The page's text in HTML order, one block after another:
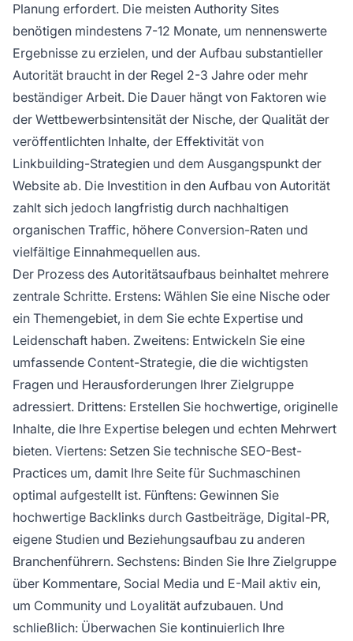
Planung erfordert. Die meisten Authority Sites
benötigen mindestens 7-12 Monate, um nennenswerte
Ergebnisse zu erzielen, und der Aufbau substantieller
Autorität braucht in der Regel 2-3 Jahre oder mehr
beständiger Arbeit. Die Dauer hängt von Faktoren wie
der Wettbewerbsintensität der Nische, der Qualität der
veröffentlichten Inhalte, der Effektivität von
Linkbuilding-Strategien und dem Ausgangspunkt der
Website ab. Die Investition in den Aufbau von Autorität
zahlt sich jedoch langfristig durch nachhaltigen
organischen Traffic, höhere Conversion-Raten und
vielfältige Einnahmequellen aus.
Der Prozess des Autoritätsaufbaus beinhaltet mehrere
zentrale Schritte. Erstens: Wählen Sie eine Nische oder
ein Themengebiet, in dem Sie echte Expertise und
Leidenschaft haben. Zweitens: Entwickeln Sie eine
umfassende Content-Strategie, die die wichtigsten
Fragen und Herausforderungen Ihrer Zielgruppe
adressiert. Drittens: Erstellen Sie hochwertige, originelle
Inhalte, die Ihre Expertise belegen und echten Mehrwert
bieten. Viertens: Setzen Sie technische SEO-Best-
Practices um, damit Ihre Seite für Suchmaschinen
optimal aufgestellt ist. Fünftens: Gewinnen Sie
hochwertige Backlinks durch Gastbeiträge, Digital-PR,
eigene Studien und Beziehungsaufbau zu anderen
Branchenführern. Sechstens: Binden Sie Ihre Zielgruppe
über Kommentare, Social Media und E-Mail aktiv ein,
um Community und Loyalität aufzubauen. Und
schließlich: Überwachen Sie kontinuierlich Ihre